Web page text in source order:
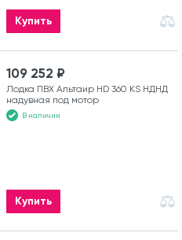
Купить
109 252 ₽
Лодка ПВХ Альтаир HD 360 KS НДНД
надувная под мотор
В наличии
Купить